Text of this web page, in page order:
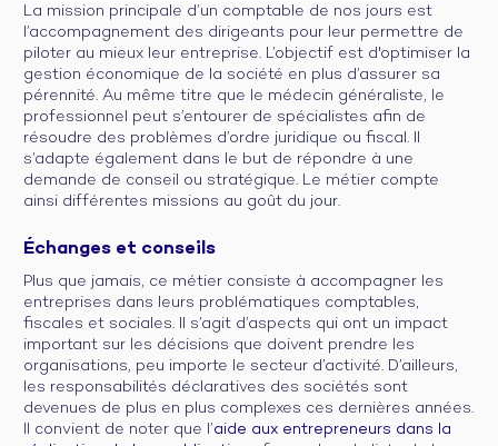
La mission principale d’un comptable de nos jours est
l’accompagnement des dirigeants pour leur permettre de
piloter au mieux leur entreprise. L’objectif est d'optimiser la
gestion économique de la société en plus d’assurer sa
pérennité. Au même titre que le médecin généraliste, le
professionnel peut s’entourer de spécialistes afin de
résoudre des problèmes d’ordre juridique ou fiscal. Il
s’adapte également dans le but de répondre à une
demande de conseil ou stratégique. Le métier compte
ainsi différentes missions au goût du jour.
Échanges et conseils
Plus que jamais, ce métier consiste à accompagner les
entreprises dans leurs problématiques comptables,
fiscales et sociales. Il s’agit d’aspects qui ont un impact
important sur les décisions que doivent prendre les
organisations, peu importe le secteur d’activité. D’ailleurs,
les responsabilités déclaratives des sociétés sont
devenues de plus en plus complexes ces dernières années.
Il convient de noter que l’aide aux entrepreneurs dans la